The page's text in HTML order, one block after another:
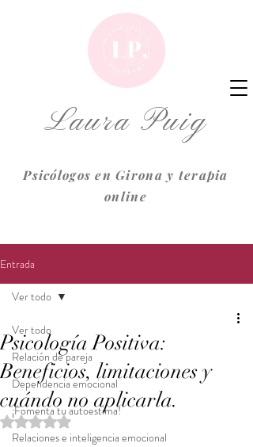
Laura Puig
Psicólogos en Girona y terapia
online
Entrada
Ver todo
Relación de pareja
Dependencia emocional
¡Fomenta tu autoestima!
Relaciones e inteligencia emocional
Ver todo
Psicología Positiva:
Beneficios, limitaciones y
cuándo no aplicarla.
Obtuvo NaN de 5 estrellas.